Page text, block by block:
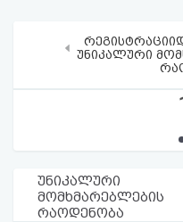
უნიკალური
‹
უნიკალური
მომხმარებლების
რაოდენობა